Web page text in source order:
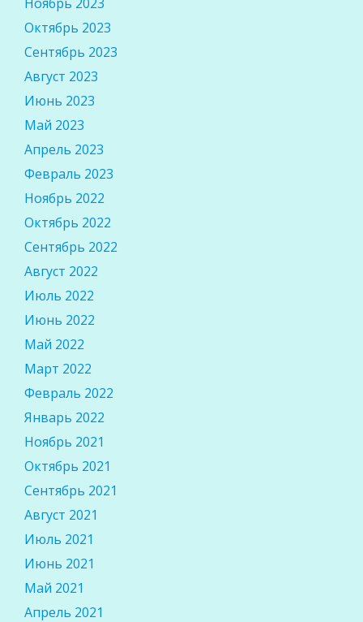
Октябрь 2023
Сентябрь 2023
Август 2023
Июнь 2023
Май 2023
Апрель 2023
Февраль 2023
Ноябрь 2022
Октябрь 2022
Сентябрь 2022
Август 2022
Июль 2022
Июнь 2022
Май 2022
Март 2022
Февраль 2022
Январь 2022
Ноябрь 2021
Октябрь 2021
Сентябрь 2021
Август 2021
Июль 2021
Июнь 2021
Май 2021
Апрель 2021